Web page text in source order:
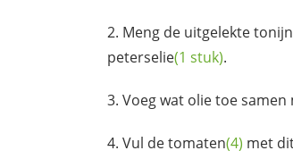
Meng de uitgelekte
peterselie(1 stuk).
Voeg wat olie toe
Vul detomaten(4) met